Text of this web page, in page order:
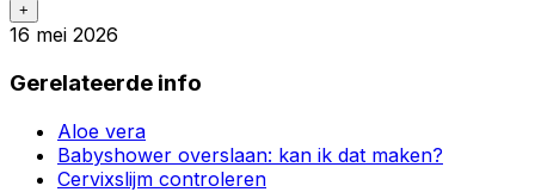
+
16 mei 2026
Gerelateerde info
Aloe vera
Babyshower overslaan: kan ik dat maken?
Cervixslijm controleren